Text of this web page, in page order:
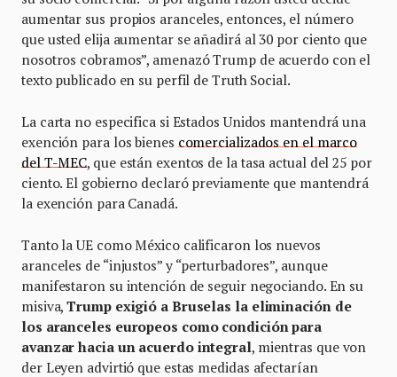
aumentar sus propios aranceles, entonces, el número
que usted elija aumentar se añadirá al 30 por ciento que
nosotros cobramos”, amenazó Trump de acuerdo con el
texto publicado en su perfil de Truth Social.
La carta no especifica si Estados Unidos mantendrá una
exención para los bienes comercializados en el marco
del T-MEC, que están exentos de la tasa actual del 25 por
ciento. El gobierno declaró previamente que mantendrá
la exención para Canadá.
Tanto la UE como México calificaron los nuevos
aranceles de “injustos” y “perturbadores”, aunque
manifestaron su intención de seguir negociando. En su
misiva,Trump exigió a Bruselas la eliminación de
los aranceles europeos como condición para
avanzar hacia un acuerdo integral, mientras que von
der Leyen advirtió que estas medidas afectarían